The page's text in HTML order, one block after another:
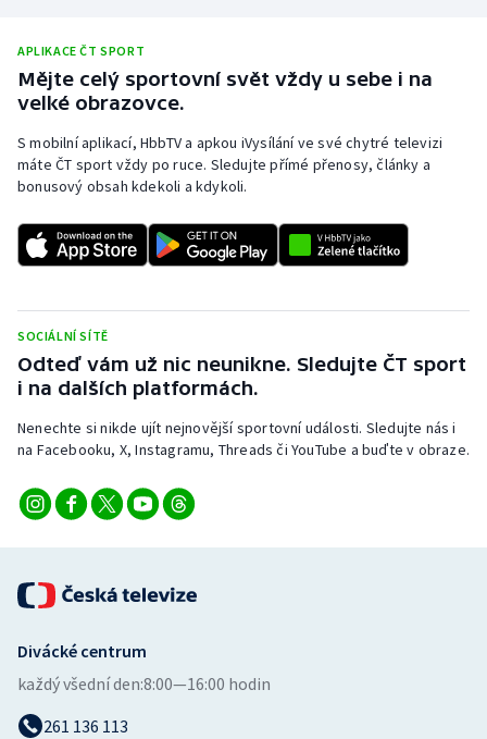
Ragby
Rychlostní kanoistika
Short track
Stolní tenis
Triatlon
Veslování
Vodní slalom
Volejbal
Ostatní
APLIKACE ČT SPORT
Mějte celý sportovní svět vždy u sebe i na
velké obrazovce.
S mobilní aplikací, HbbTV a apkou iVysílání ve své chytré televizi
máte ČT sport vždy po ruce. Sledujte přímé přenosy, články a
bonusový obsah kdekoli a kdykoli.
SOCIÁLNÍ SÍTĚ
Odteď vám už nic neunikne. Sledujte ČT sport
i na dalších platformách.
Nenechte si nikde ujít nejnovější sportovní události. Sledujte nás i
na Facebooku, X, Instagramu, Threads či YouTube a buďte v obraze.
Divácké centrum
každý všední den:8:00—16:00 hodin
261 136 113